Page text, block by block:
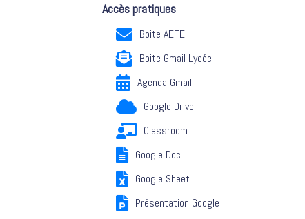
Accès pratiques
Boite AEFE
Boite Gmail Lycée
Agenda Gmail
Google Drive
Classroom
Google Doc
Google Sheet
Présentation Google